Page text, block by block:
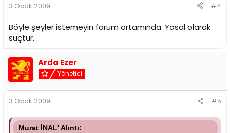
3 Ocak 2009 #4
Böyle şeyler istemeyin forum ortamında. Yasal olarak
suçtur.
Arda Ezer
Yönetici
3 Ocak 2009 #5
Murat İNAL' Alıntı: